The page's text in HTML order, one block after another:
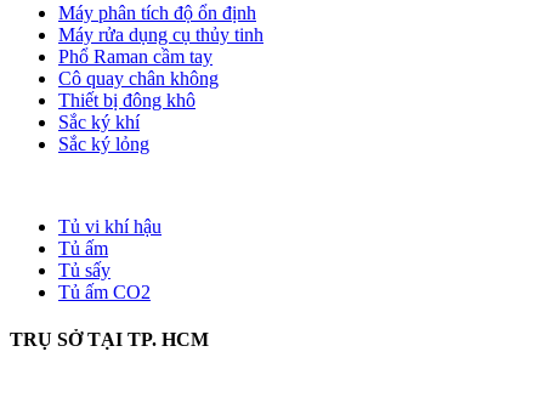
Máy phân tích độ ổn định
Máy rửa dụng cụ thủy tinh
Phổ Raman cầm tay
Cô quay chân không
Thiết bị đông khô
Sắc ký khí
Sắc ký lỏng
Tủ vi khí hậu
Tủ ấm
Tủ sấy
Tủ ấm CO2
TRỤ SỞ TẠI TP. HCM